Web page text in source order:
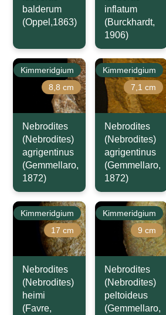
balderum
(Oppel,1863)
inflatum
(Burckhardt,
1906)
Kimmeridgium
8,8 cm
Nebrodites
(Nebrodites)
agrigentinus
(Gemmellaro,
1872)
Kimmeridgium
7,1 cm
Nebrodites
(Nebrodites)
agrigentinus
(Gemmellaro,
1872)
Kimmeridgium
17 cm
Nebrodites
(Nebrodites)
heimi
(Favre,
Kimmeridgium
9 cm
Nebrodites
(Nebrodites)
peltoideus
(Gemmellaro,